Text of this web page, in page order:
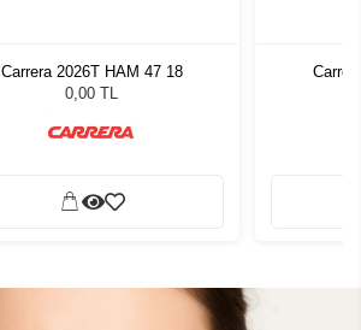
Carrera 2026T HAM 47 18
0,00 TL